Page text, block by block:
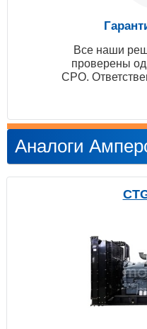
Все наши
проверены
СРО.
Аналоги